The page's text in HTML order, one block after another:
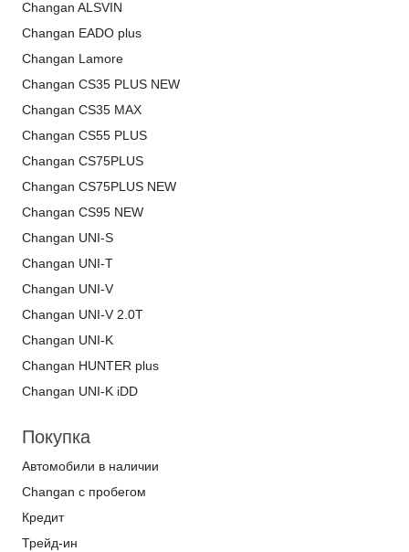
Changan ALSVIN
Changan EADO plus
Changan Lamore
Changan CS35 PLUS NEW
Changan CS35 MAX
Changan CS55 PLUS
Changan CS75PLUS
Changan CS75PLUS NEW
Changan CS95 NEW
Changan UNI-S
Changan UNI-T
Changan UNI-V
Changan UNI-V 2.0T
Changan UNI-K
Changan HUNTER plus
Changan UNI-K iDD
Покупка
Автомобили в наличии
Changan с пробегом
Кредит
Трейд-ин